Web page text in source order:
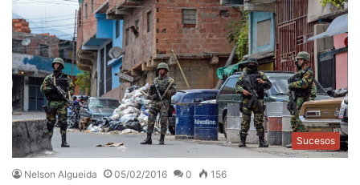
Sucesos
Nelson Algueida 05/02/2016 0 156